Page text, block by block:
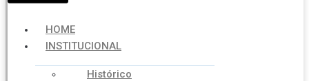
HOME
INSTITUCIONAL
Histórico